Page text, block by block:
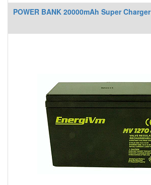
POWER BANK 20000mAh Super Charger